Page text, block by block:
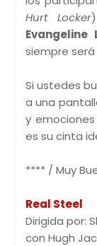
Hurt Locker
Evangeline
siempre será
Si ustedes
a una
y
es su cinta
**** / Muy
Real Steel
Dirigida por:
con Hugh